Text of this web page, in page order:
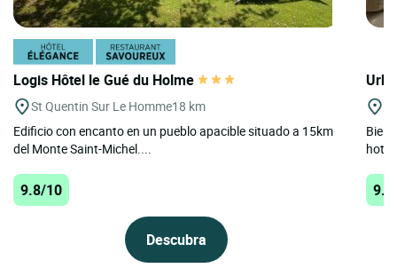
Logis Hôtel le Gué du Holme
St Quentin Sur Le Homme18 km
Edificio con encanto en un pueblo apacible situado a 15km
del Monte Saint-Michel....
9.8/10
Descubra
hotel